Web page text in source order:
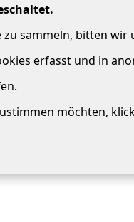
sammeln, bitten wir
erfasst und in
möchten,